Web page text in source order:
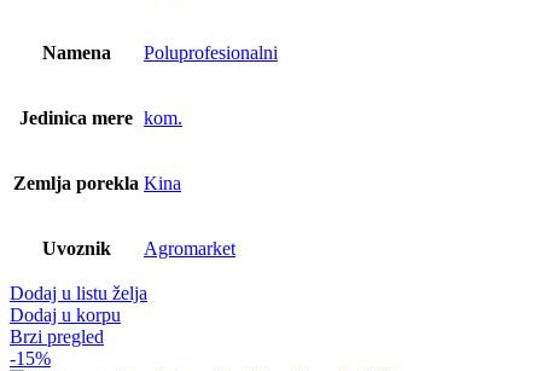
Namena Poluprofesionalni
Jedinica mere kom.
Zemlja porekla Kina
Uvoznik Agromarket
Dodaj u listu želja
Dodaj u korpu
Brzi pregled
-15%